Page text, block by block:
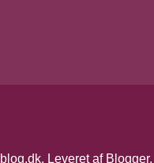
Leveret af Blogger.